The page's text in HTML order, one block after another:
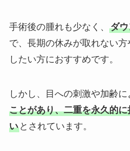
手術後の腫れも少なく、 ダ
で、長期の休みが取れない
したい方におすすめです。
しかし、目への刺激や加齢に
ことがあり、二重を永久的
いとされています。